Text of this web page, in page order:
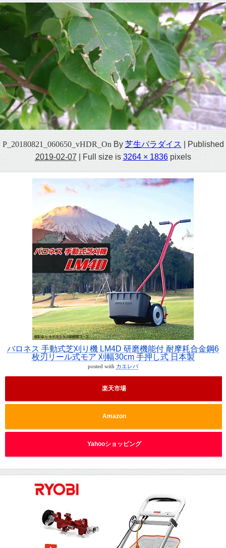
P_20180821_060650_vHDR_On By 芝生パラダイス
Published
2019-02-07
Full size is 3264 × 1836pixels
バロネス 手動式芝刈り機 LM4D 研磨機能付 耐摩耗合金鋼6
枚刃リール式モア 刈幅30cm 手押し式 日本製
posted with カエレバ
楽天市場
Amazon
Yahooショッピング